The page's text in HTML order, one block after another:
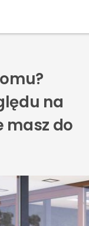
na
masz do